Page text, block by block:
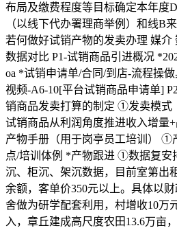
布局及缴费程度等目标确定本年度
（以线下代办署理商举例）和线B
若何做好试销产物的发卖办理​ 媒介​
数据对比​ P1-试销商品引进概况​
oa *试销申请单/合同/到店-流程操
视频-A6-10[平台试销商品申请单]​
销商品发卖打算的制定​ ①发卖模
试销商品从利润角度推进收入增量
产物手册（用于岗亭员工培训）​ ①
点/培训体例​ *产物跟进​ ①数据复安
沉、柜沉、架沉数据，目前室第出
余额，客单价350元以上。具体以
舍做为研学配套利用，村增收10万
入，章丘建成高尺度农田13.6万亩